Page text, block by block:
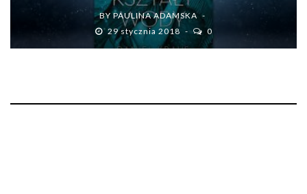
BYPAULINA ADAMSKA
29 stycznia 2018
0